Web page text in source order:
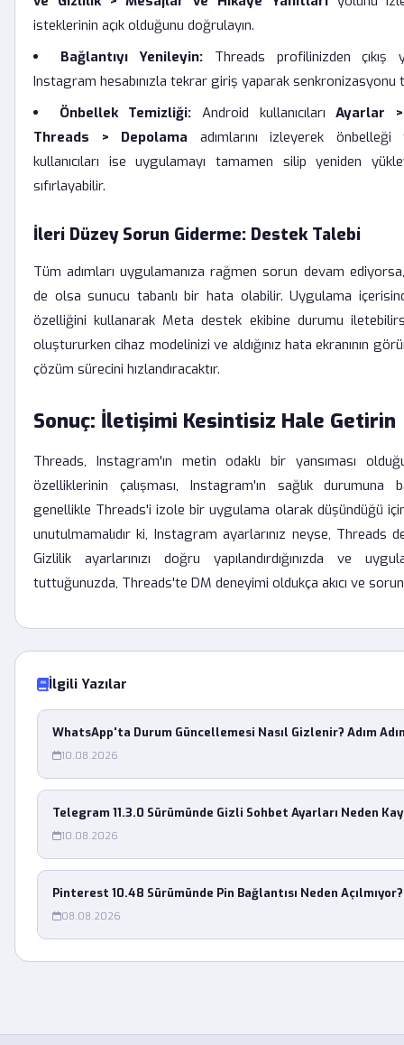
isteklerinin açık olduğunu doğrulayın.
Bağlantıyı Yenileyin: Threads profilinizden çıkış
Instagram hesabınızla tekrar giriş yaparak senkronizasyonu
Önbellek Temizliği: Android kullanıcılarıAyarlar
Threads > Depolama adımlarını izleyerek önbelleği
kullanıcıları ise uygulamayı tamamen silip yeniden
sıfırlayabilir.
İleri Düzey Sorun Giderme: Destek Talebi
Tüm adımları uygulamanıza rağmen sorun devam
de olsa sunucu tabanlı bir hata olabilir. Uygulama
özelliğini kullanarak Meta destek ekibine durumu
oluştururken cihaz modelinizi ve aldığınız hata ekranının
çözüm sürecini hızlandıracaktır.
Sonuç: İletişimi Kesintisiz Hale Getirin
Threads, Instagram'ın metin odaklı bir yansıması
özelliklerinin çalışması, Instagram'ın sağlık durumuna
genellikle Threads'i izole bir uygulama olarak düşündüğü
unutulmamalıdır ki, Instagram ayarlarınız neyse, Threads
Gizlilik ayarlarınızı doğru yapılandırdığınızda ve
tuttuğunuzda, Threads'te DM deneyimi oldukça akıcı ve
İlgili Yazılar
WhatsApp'ta Durum Güncellemesi Nasıl Gizlenir? Adım
10.08.2026
Telegram 11.3.0 Sürümünde Gizli Sohbet Ayarları Neden
10.08.2026
Pinterest 10.48 Sürümünde Pin Bağlantısı Neden Açılmıyor?
08.08.2026